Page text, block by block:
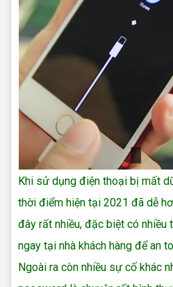
Khi sử dụng điện thoại bị mất
thời điểm hiện tại 2021 đã dễ
đây rất nhiều, đặc biệt có nhiều
ngay tại nhà khách hàng để an
Ngoài ra còn nhiều sự cố khác